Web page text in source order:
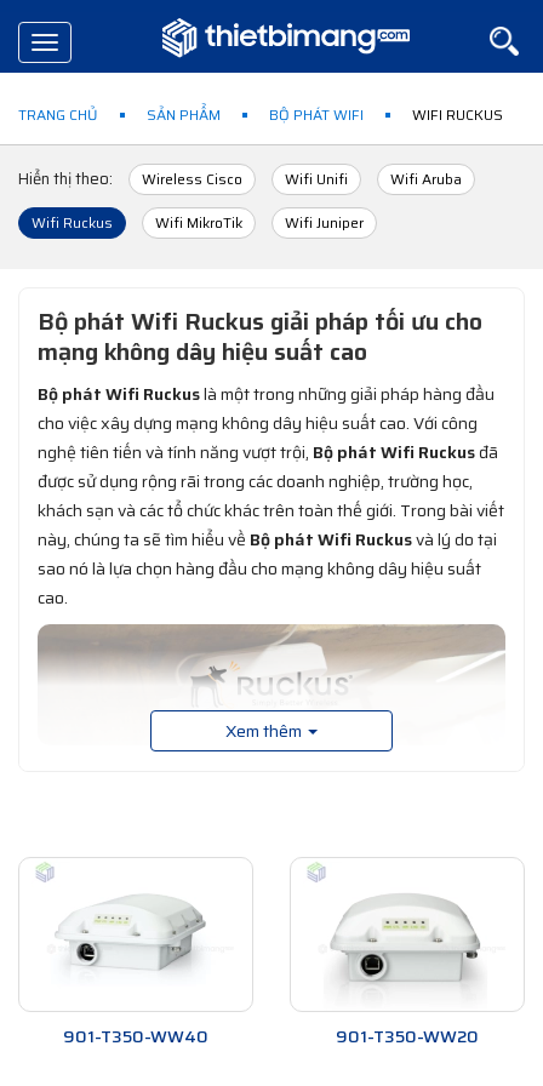
Toggle
navigation
TRANG CHỦ SẢN PHẨM BỘ PHÁT WIFI WIFI RUCKUS
Hiển thị theo: Wireless Cisco Wifi Unifi
Wifi Aruba
Wifi Ruckus
Wifi MikroTik Wifi Juniper
Bộ phát Wifi Ruckus giải pháp tối ưu cho
mạng không dây hiệu suất cao
Bộ phát Wifi Ruckuslà một trong những giải pháp hàng đầu
cho việc xây dựng mạng không dây hiệu suất cao. Với công
nghệ tiên tiến và tính năng vượt trội, Bộ phát Wifi Ruckusđã
được sử dụng rộng rãi trong các doanh nghiệp, trường học,
khách sạn và các tổ chức khác trên toàn thế giới. Trong bài viết
này, chúng ta sẽ tìm hiểu về Bộ phát Wifi Ruckusvà lý do tại
sao nó là lựa chọn hàng đầu cho mạng không dây hiệu suất
cao.
Hiểu về công nghệ BeamFlex
Công nghệ BeamFlex là một trong những công nghệ tiên tiến
của Ruckus, giúp tối ưu hóa hiệu suất mạng không dây. Điểm
đặc biệt của công nghệ này là khả năng điều chỉnh góc phát
sóng của anten để tập trung tín hiệu vào các thiết bị kết nối,
giúp tăng cường độ phủ sóng và độ ổn định của mạng.
Xem thêm
901-T350-WW40 901-T350-WW20